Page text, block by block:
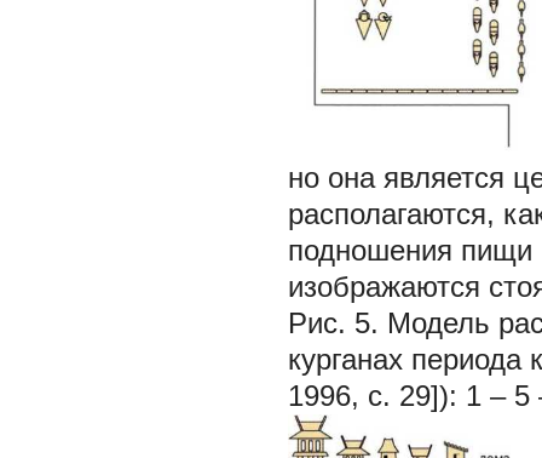
но она является
располагаются,
подношения пищи
изображаются
Рис. 5. Модель
курганах
1996, с. 29]): 1 – 5